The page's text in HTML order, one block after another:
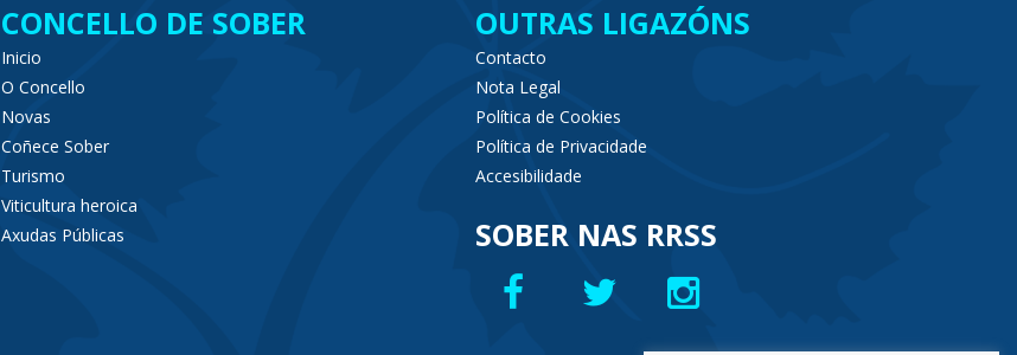
CONCELLO DE SOBER
Inicio
O Concello
Novas
Coñece Sober
Turismo
Viticultura heroica
Axudas Públicas
OUTRAS LIGAZÓNS
Contacto
Nota Legal
Política de Cookies
Política de Privacidade
Accesibilidade
SOBER NAS RRSS